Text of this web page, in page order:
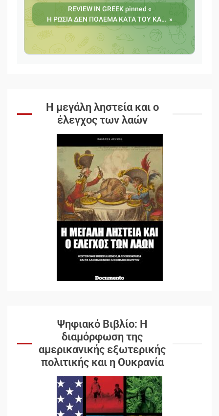
Η μεγάλη ληστεία και ο
έλεγχος των λαών
Ψηφιακό Βιβλίο: Η
διαμόρφωση της
αμερικανικής εξωτερικής
πολιτικής και η Ουκρανία